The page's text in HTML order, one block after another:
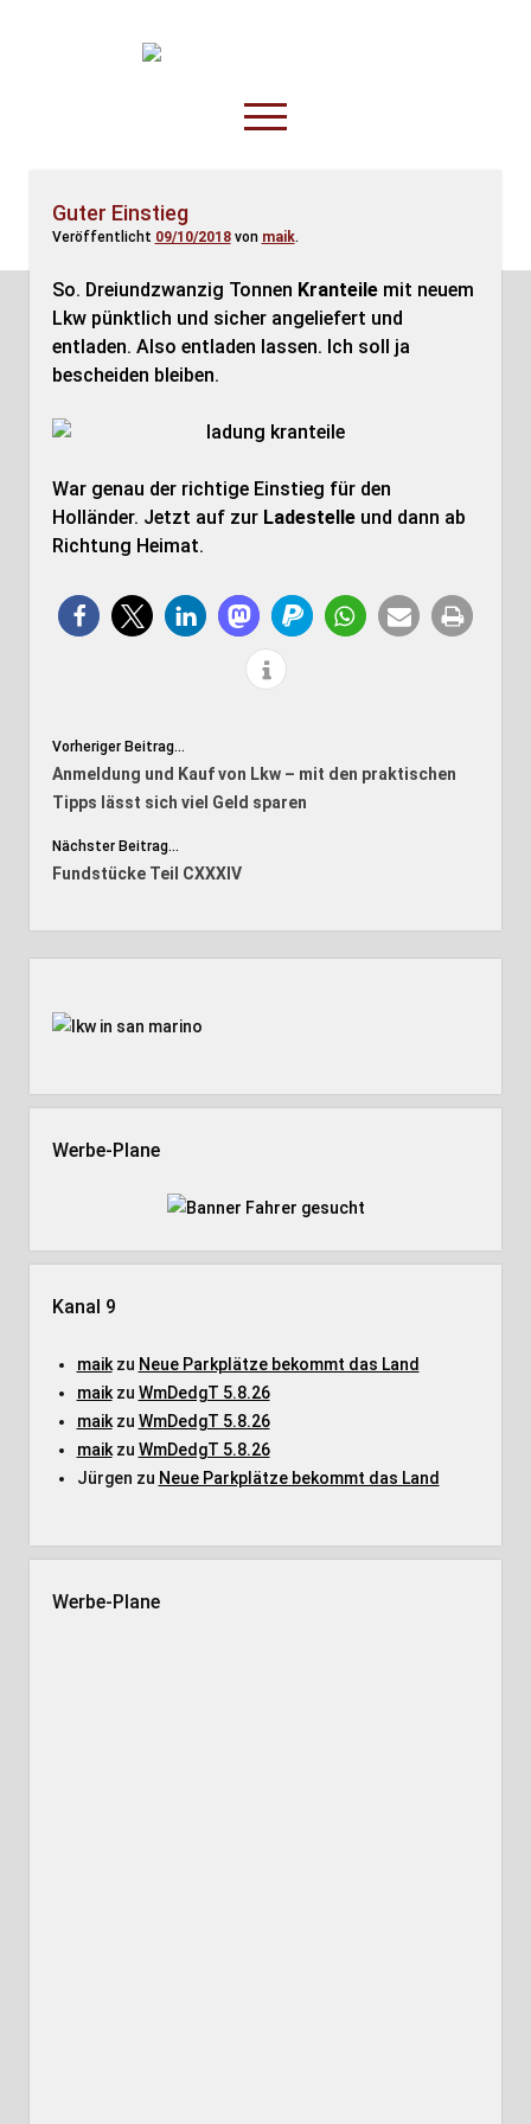
TruckOnline.de
open
menu
Anderswo
Spesenliste
Fahrer
Disposition
Guter Einstieg
Veröffentlicht 09/10/2018von maik.
So. Dreiundzwanzig Tonnen Kranteilemit neuem
Lkw pünktlich und sicher angeliefert und
entladen. Also entladen lassen. Ich soll ja
bescheiden bleiben.
War genau der richtige Einstieg für den
Holländer. Jetzt auf zur Ladestelleund dann ab
Richtung Heimat.
Vorheriger Beitrag...
Anmeldung und Kauf von Lkw – mit den praktischen
Tipps lässt sich viel Geld sparen
Nächster Beitrag...
Fundstücke Teil CXXXIV
Werbe-Plane
Kanal 9
maikzu Neue Parkplätze bekommt das Land
maikzu WmDedgT 5.8.26
maikzu WmDedgT 5.8.26
maikzu WmDedgT 5.8.26
Jürgen zu Neue Parkplätze bekommt das Land
Werbe-Plane